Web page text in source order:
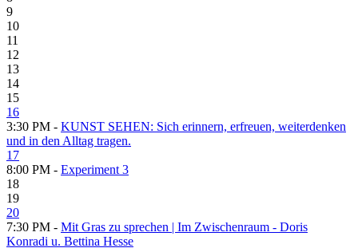
9
10
11
12
13
14
15
16
3:30 PM - KUNST SEHEN: Sich erinnern, erfreuen, weiterdenken
und in den Alltag tragen.
17
8:00 PM - Experiment 3
18
19
20
7:30 PM - Mit Gras zu sprechen | Im Zwischenraum - Doris
Konradi u. Bettina Hesse